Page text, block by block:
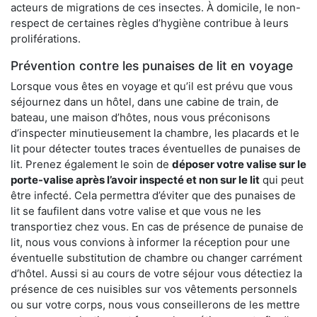
acteurs de migrations de ces insectes. À domicile, le non-
respect de certaines règles d’hygiène contribue à leurs
proliférations.
Prévention contre les punaises de lit en voyage
Lorsque vous êtes en voyage et qu’il est prévu que vous
séjournez dans un hôtel, dans une cabine de train, de
bateau, une maison d’hôtes, nous vous préconisons
d’inspecter minutieusement la chambre, les placards et le
lit pour détecter toutes traces éventuelles de punaises de
lit. Prenez également le soin de déposer votre valise sur le
porte-valise après l’avoir inspecté et non sur le lit qui peut
être infecté. Cela permettra d’éviter que des punaises de
lit se faufilent dans votre valise et que vous ne les
transportiez chez vous. En cas de présence de punaise de
lit, nous vous convions à informer la réception pour une
éventuelle substitution de chambre ou changer carrément
d’hôtel. Aussi si au cours de votre séjour vous détectiez la
présence de ces nuisibles sur vos vêtements personnels
ou sur votre corps, nous vous conseillerons de les mettre